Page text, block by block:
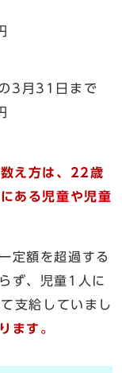
3月31日まで
え方は、22歳
ある児童や児童
定額を超過する
ず、児童1人に
支給していまし
ます。